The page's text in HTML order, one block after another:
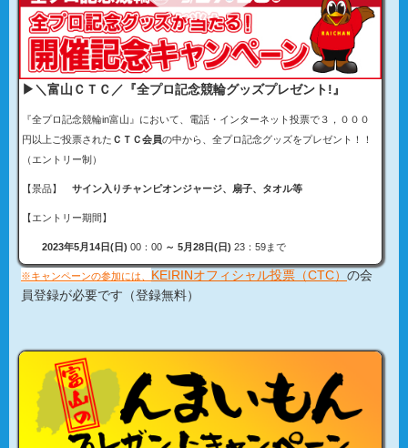
▶＼富山ＣＴＣ／『全プロ記念競輪グッズプレゼント!』
『全プロ記念競輪in富山』において、電話・インターネット投票で３，０００
円以上ご投票された ＣＴＣ会員の中から、全プロ記念グッズをプレゼント！！
（エントリー制）
【景品】 サイン入りチャンピオンジャージ、扇子、タオル等
【エントリー期間】
2023年5月14日(日) 00：00 ～ 5月28日(日) 23：59まで
※キャンペーンの参加には、 KEIRINオフィシャル投票（CTC） の会
員登録が必要です（登録無料）